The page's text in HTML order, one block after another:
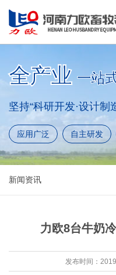
全产业 一站
坚持“科研开发·设计制
应用广泛 自主研发
新闻资讯
力欧8台牛奶
发布时间：